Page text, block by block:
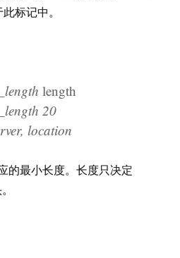
标记中。
length
20
location
的最小长度。长度只决定